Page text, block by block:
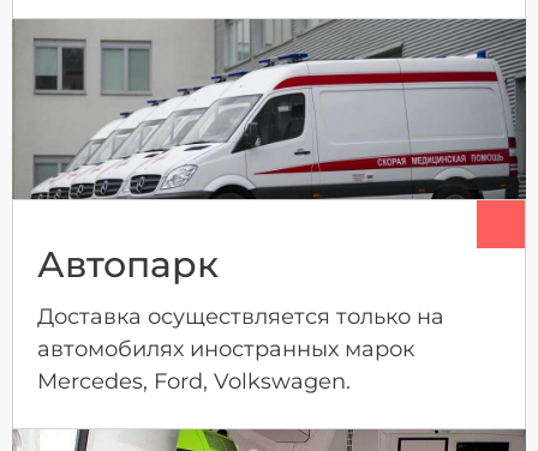
Автопарк
Доставка осуществляется только на
автомобилях иностранных марок
Mercedes, Ford, Volkswagen.